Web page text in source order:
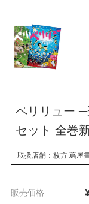
ペリリュー
セット 全巻
取扱店舗：枚方 蔦屋
販売価格